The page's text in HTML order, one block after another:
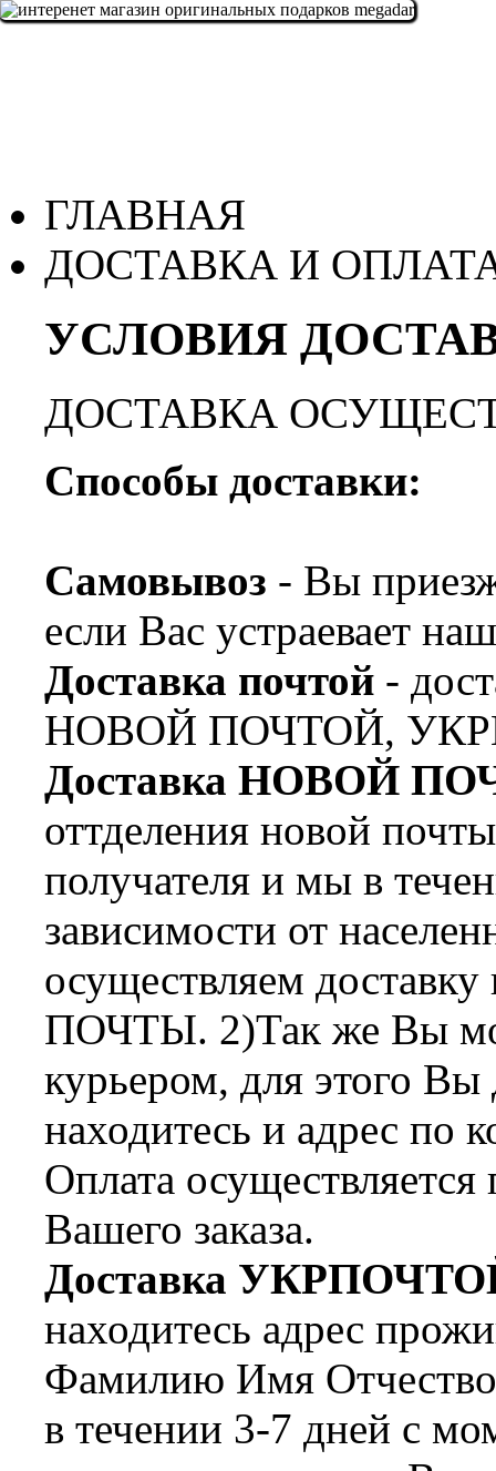
ГЛАВНАЯ
ДОСТАВКА И
УСЛОВИЯ
ДОСТАВКА
Способы доставки:
Самовывоз - Вы
если Вас устраевает
Доставка почтой -
НОВОЙ ПОЧТОЙ,
Доставка НОВОЙ
оттделения новой
получателя и мы в
зависимости от
осуществляем
ПОЧТЫ. 2)Так же Вы
курьером, для этого
находитесь и адрес по
Оплата
Вашего заказа.
Доставка
находитесь адрес
Фамилию Имя Отчество
в течении 3-7 дней с